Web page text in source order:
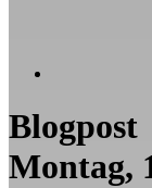
Blogpost
Montag,